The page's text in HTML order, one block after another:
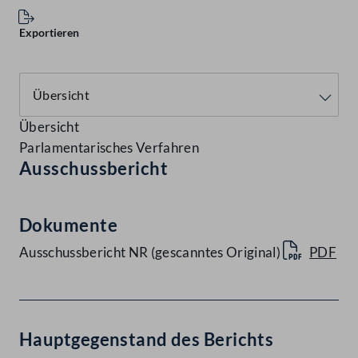
Exportieren
Übersicht
Parlamentarisches Verfahren
Ausschussbericht
Dokumente
Ausschussbericht NR (gescanntes Original) PDF
Hauptgegenstand des Berichts